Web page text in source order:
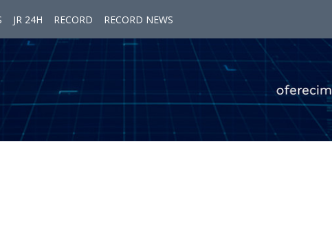
JR 24H RECORD RECORD NEWS